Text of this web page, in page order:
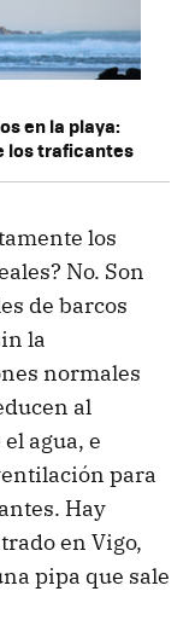
en la playa:
los traficantes
los
No. Son
de barcos
la
normales
al
agua, e
para
Hay
en Vigo,
pipa que sale